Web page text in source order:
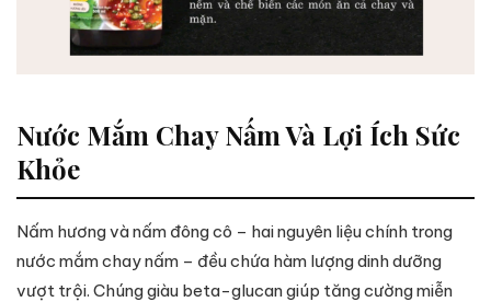
Nước Mắm Chay Nấm Và Lợi Ích Sức
Khỏe
Nấm hương và nấm đông cô – hai nguyên liệu chính trong
nước mắm chay nấm – đều chứa hàm lượng dinh dưỡng
vượt trội. Chúng giàu beta-glucan giúp tăng cường miễn